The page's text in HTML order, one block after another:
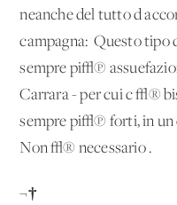
neanche del tutto
campagna: 'Questo tipo
sempre pi√π
Carrara - per cui c'√®
sempre pi√π forti, in
Non √® necessario'.
¬†